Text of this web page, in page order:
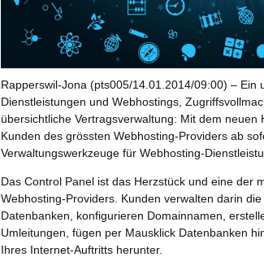
Rapperswil-Jona (pts005/14.01.2014/09:00) – Ein
Dienstleistungen und Webhostings,
übersichtliche Vertragsverwaltung: Mit dem neuen
Kunden des grössten Webhosting-Providers ab
Verwaltungswerkzeuge für Webhosting-
Das Control Panel ist das Herzstück und eine der
Webhosting-Providers. Kunden verwalten darin
Datenbanken, konfigurieren Domainnamen,
Umleitungen, fügen per Mausklick Datenbanken
Ihres Internet-Auftritts herunter.